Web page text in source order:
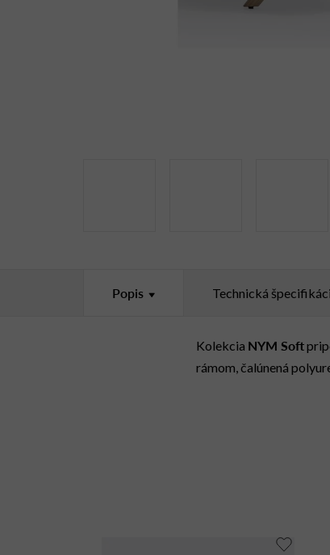
Popis Technická
Kolekcia NYM Soft
rámom, čalúnená